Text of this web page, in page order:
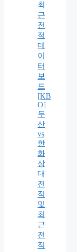
최
근
전
적
데
이
터
보
드
[KB
O]
두
산
vs
한
화
상
대
전
적
및
최
근
전
적